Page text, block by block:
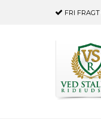
FRI FRAGT